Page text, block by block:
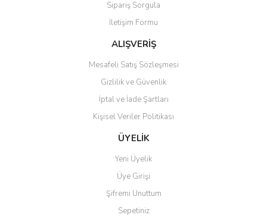
Ürün bilgilerinde hatalar bulunuyor.
Ürün fiyatı diğer sitelerden daha pahalı.
Bu ürüne benzer farklı alternatifler olmalı.
Gönder
Sipariş Sorgula
İletişim Formu
ALIŞVERİŞ
Mesafeli Satış Sözleşmesi
Gizlilik ve Güvenlik
İptal ve İade Şartları
Kişisel Veriler Politikası
ÜYELİK
Yeni Üyelik
Üye Girişi
Şifremi Unuttum
Sepetiniz